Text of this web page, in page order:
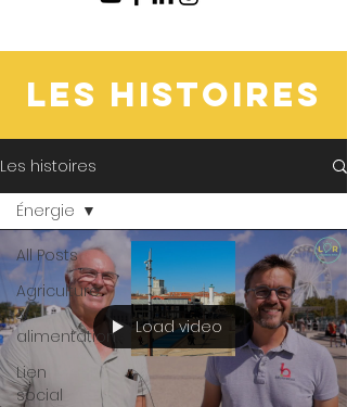
LES HISTOIRES
Les histoires
All Posts
Agriculture
&
alimentation
Lien
social
Énergie
Load video